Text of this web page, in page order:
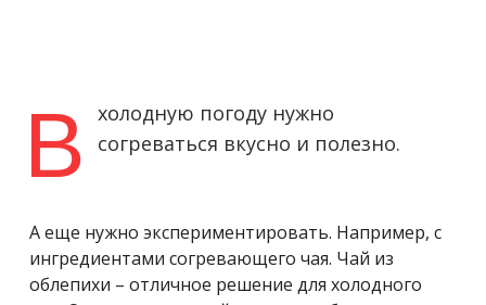
В
холодную погоду нужно
согреваться вкусно и полезно.
А еще нужно экспериментировать. Например, с
ингредиентами согревающего чая. Чай из
облепихи – отличное решение для холодного